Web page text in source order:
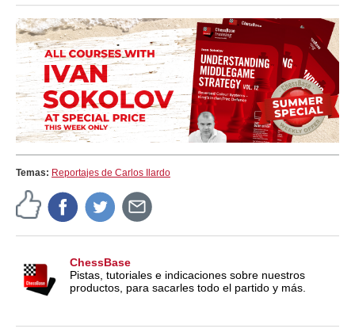
Temas: Reportajes de Carlos Ilardo
ChessBase
Pistas, tutoriales e indicaciones sobre nuestros
productos, para sacarles todo el partido y más.